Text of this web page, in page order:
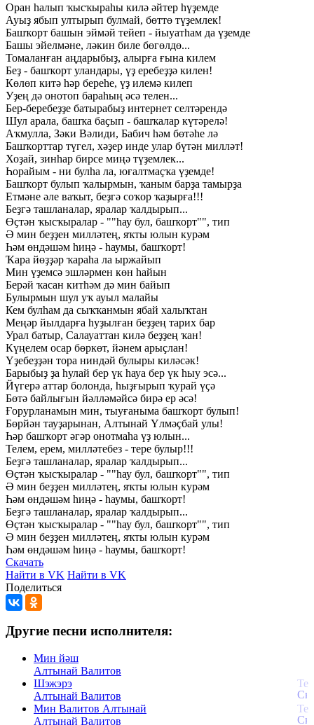
Оран һалып ҡысҡыраһы килә әйтер һүҙемде
Ауыҙ ябып ултырып булмай, бөттө түҙемлек!
Башҡорт башын эймәй тейеп - йыуатһам да үҙемде
Башы эйелмәне, ләкин биле бөгөлдө...
Томаланған аңдарыбыҙ, алырға ғына килем
Беҙ - башҡорт уландары, үҙ еребеҙҙә килен!
Көлөп китә һәр береһе, үҙ илемә килеп
Уҙең дә онотоп бараһың әсә телен...
Бер-беребеҙҙе батырабыҙ интернет селтәрендә
Шул арала, башҡа баҫып - башҡалар күтәрелә!
Аҡмулла, Зәки Вәлиди, Бабич һәм бөтәһе лә
Башҡорттар түгел, хәҙер инде улар бүтән милләт!
Хоҙай, зинһар бирсе миңә түҙемлек...
Һорайым - ни булһа ла, юғалтмаҫҡа үҙемде!
Башҡорт булып ҡалырмын, ҡаным барҙа тамырҙа
Етмәне әле ваҡыт, беҙгә соҡор ҡаҙырға!!!
Беҙгә ташланалар, яралар ҡалдырып...
Өҫтән ҡысҡыралар - ""һау бул, башҡорт"", тип
Ә мин беҙҙен милләтең, яҡты юлын курәм
Һәм өндәшәм һиңә - һаумы, башҡорт!
Ҡара йөҙҙәр ҡараһа ла ыржайып
Мин үҙемсә эшләрмен көн һайын
Берәй ҡасан китһәм дә мин байып
Булырмын шул уҡ ауыл малайы
Кем булһам да сыҡҡанмын ябай халыҡтан
Меңәр йылдарға һуҙылған беҙҙең тарих бар
Урал батыр, Салауаттан килә беҙҙең ҡан!
Күңелем осар бөркөт, йәнем арыҫлан!
Үҙебеҙҙән тора ниндәй булыры киләсәк!
Барыбыҙ ҙа һулай бер үк һауа бер үк һыу эсә...
Йүгерә аттар болонда, һыҙғырып ҡурай үҫә
Бөтә байлығын йәлләмәйсә бирә ер әсә!
Ғорурланамын мин, тыуғаныма башҡорт булып!
Бөрйән тауҙарынан, Алтынай Үлмәҫбай улы!
Һәр башҡорт әгәр онотмаһа үҙ юлын...
Телем, ерем, милләтебез - тере булыр!!!
Беҙгә ташланалар, яралар ҡалдырып...
Өҫтән ҡысҡыралар - ""һау бул, башҡорт"", тип
Ә мин беҙҙен милләтең, яҡты юлын курәм
Һәм өндәшәм һиңә - һаумы, башҡорт!
Беҙгә ташланалар, яралар ҡалдырып...
Өҫтән ҡысҡыралар - ""һау бул, башҡорт"", тип
Ә мин беҙҙен милләтең, яҡты юлын курәм
Һәм өндәшәм һиңә - һаумы, башҡорт!
Скачать
Найти в VK Найти в VK
Поделиться
Другие песни исполнителя:
Мин йәш
Алтынай Валитов
Шэжэрэ
Алтынай Валитов
Мин Валитов Алтынай
Алтынай Валитов